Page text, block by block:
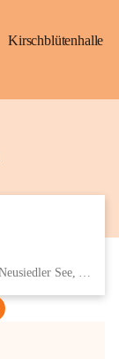
Kirschblütenhalle
Eisenstädter Straße 18, 7091 Breitenbrunn am Neusiedler See, AUT